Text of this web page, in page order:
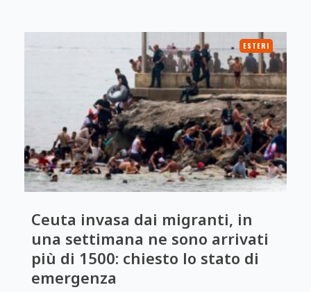
ESTERI
Ceuta invasa dai migranti, in
una settimana ne sono arrivati
più di 1500: chiesto lo stato di
emergenza